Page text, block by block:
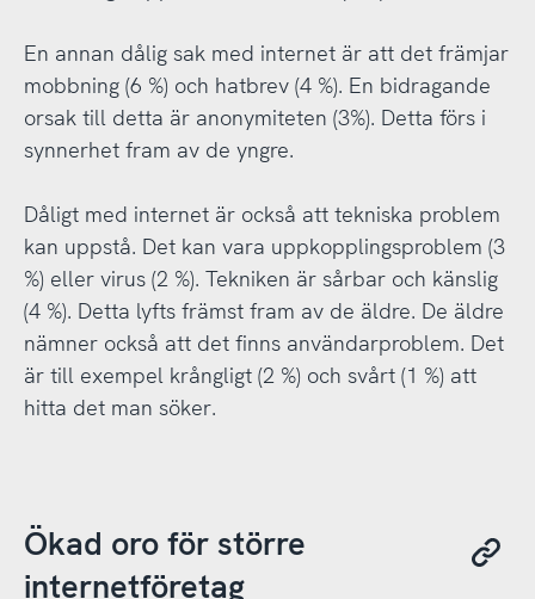
En annan dålig sak med internet är att det främjar
mobbning (6 %) och hatbrev (4 %). En bidragande
orsak till detta är anonymiteten (3%). Detta förs i
synnerhet fram av de yngre.
Dåligt med internet är också att tekniska problem
kan uppstå. Det kan vara uppkopplingsproblem (3
%) eller virus (2 %). Tekniken är sårbar och känslig
(4 %). Detta lyfts främst fram av de äldre. De äldre
nämner också att det finns användarproblem. Det
är till exempel krångligt (2 %) och svårt (1 %) att
hitta det man söker.
Ökad oro för större
internetföretag